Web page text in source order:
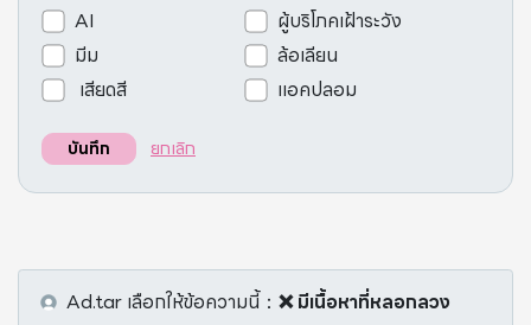
AI
ผู้บริโภคเฝ้าระวัง
มีม
ล้อเลียน
เสียดสี
แอคปลอม
บันทึก ยกเลิก
Ad.tar เลือกให้ข้อความนี้： ❌ มีเนื้อหาที่หลอกลวง